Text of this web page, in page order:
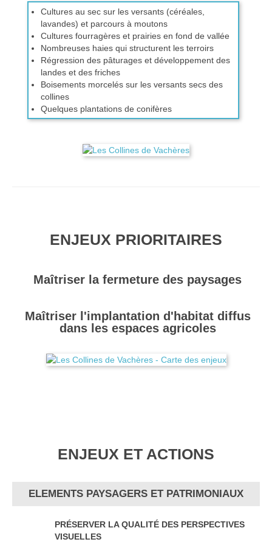
Cultures au sec sur les versants (céréales,
lavandes) et parcours à moutons
Cultures fourragères et prairies en fond de vallée
Nombreuses haies qui structurent les terroirs
Régression des pâturages et développement des
landes et des friches
Boisements morcelés sur les versants secs des
collines
Quelques plantations de conifères
ENJEUX PRIORITAIRES
Maîtriser la fermeture des paysages
Maîtriser l'implantation d'habitat diffus
dans les espaces agricoles
ENJEUX ET ACTIONS
ELEMENTS PAYSAGERS ET PATRIMONIAUX
PRÉSERVER LA QUALITÉ DES PERSPECTIVES
VISUELLES